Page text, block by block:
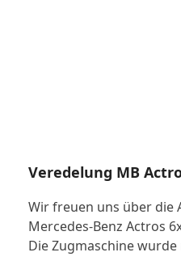
Veredelung MB
Wir freuen uns über die
Mercedes-Benz Actros
Die Zugmaschine